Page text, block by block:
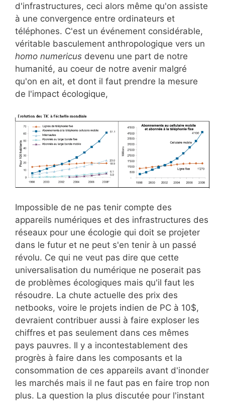
d'infrastructures, ceci alors même qu'on assiste
à une convergence entre ordinateurs et
téléphones. C'est un événement considérable,
véritable basculement anthropologique vers un
homo numericus devenu une part de notre
humanité, au coeur de notre avenir malgré
qu'on en ait, et dont il faut prendre la mesure
de l'impact écologique,
Impossible de ne pas tenir compte des
appareils numériques et des infrastructures des
réseaux pour une écologie qui doit se projeter
dans le futur et ne peut s'en tenir à un passé
révolu. Ce qui ne veut pas dire que cette
universalisation du numérique ne poserait pas
de problèmes écologiques mais qu'il faut les
résoudre. La chute actuelle des prix des
netbooks, voire le projets indien de PC à 10$,
devraient contribuer aussi à faire exploser les
chiffres et pas seulement dans ces mêmes
pays pauvres. Il y a incontestablement des
progrès à faire dans les composants et la
consommation de ces appareils avant d'inonder
les marchés mais il ne faut pas en faire trop non
plus. La question la plus discutée pour l'instant